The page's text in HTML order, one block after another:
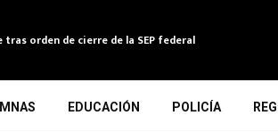
orden de cierre de la SEP federal
EDUCACIÓN POLICÍA